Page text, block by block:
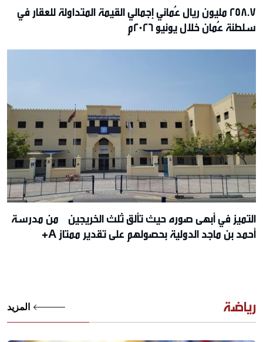
258.7 مليون ريال عُماني إجمالي القيمة المتداولة للعقار في
سلطنة عُمان خلال يونيو 2026م
التميز في أبهى صوره حيث تألق ثلث الخريجين من مدرسة
أحمد بن ماجد الدولية بحصولهم على تقدير ممتاز A+
رياضة المزيد